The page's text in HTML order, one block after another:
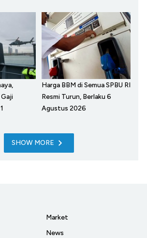
Harga BBM di Semua SPBU RI
Resmi Turun, Berlaku 6
Agustus 2026
SHOW MORE
Market
News